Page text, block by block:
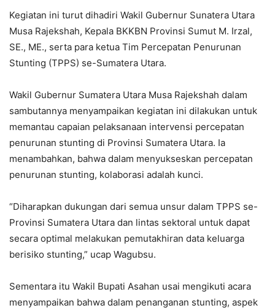
Kegiatan ini turut dihadiri Wakil Gubernur Sunatera Utara
Musa Rajekshah, Kepala BKKBN Provinsi Sumut M. Irzal,
SE., ME., serta para ketua Tim Percepatan Penurunan
Stunting (TPPS) se-Sumatera Utara.
Wakil Gubernur Sumatera Utara Musa Rajekshah dalam
sambutannya menyampaikan kegiatan ini dilakukan untuk
memantau capaian pelaksanaan intervensi percepatan
penurunan stunting di Provinsi Sumatera Utara. Ia
menambahkan, bahwa dalam menyukseskan percepatan
penurunan stunting, kolaborasi adalah kunci.
“Diharapkan dukungan dari semua unsur dalam TPPS se-
Provinsi Sumatera Utara dan lintas sektoral untuk dapat
secara optimal melakukan pemutakhiran data keluarga
berisiko stunting,” ucap Wagubsu.
Sementara itu Wakil Bupati Asahan usai mengikuti acara
menyampaikan bahwa dalam penanganan stunting, aspek